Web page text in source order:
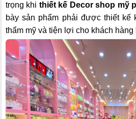
trọng khi thiết kế Decor shop mỹ
bày sản phẩm phải được thiết kế
thẩm mỹ và tiện lợi cho khách